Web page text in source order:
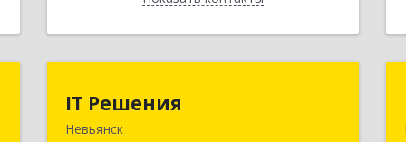
IT Решения
Невьянск